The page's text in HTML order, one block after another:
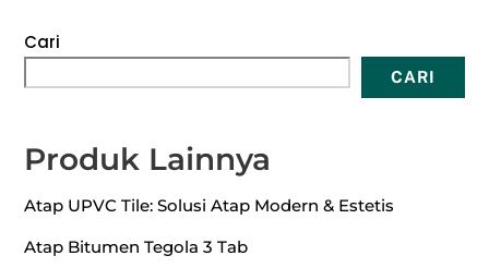
Cari
CARI
Produk Lainnya
Atap UPVC Tile: Solusi Atap Modern & Estetis
Atap Bitumen Tegola 3 Tab